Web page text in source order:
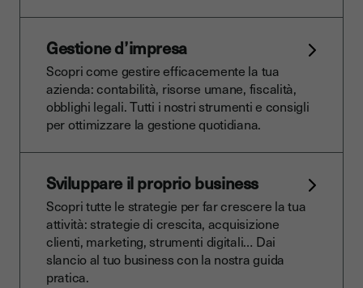
Gestione d’impresa
Scopri come gestire efficacemente la tua
azienda: contabilità, risorse umane, fiscalità,
obblighi legali. Tutti i nostri strumenti e consigli
per ottimizzare la gestione quotidiana.
Sviluppare il proprio business
Scopri tutte le strategie per far crescere la tua
attività: strategie di crescita, acquisizione
clienti, marketing, strumenti digitali… Dai
slancio al tuo business con la nostra guida
pratica.